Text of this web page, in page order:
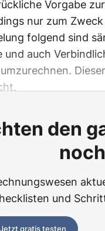
Vorgabe
nur zum
folgend sind
und auch
den
und
Jetzt gratis testen